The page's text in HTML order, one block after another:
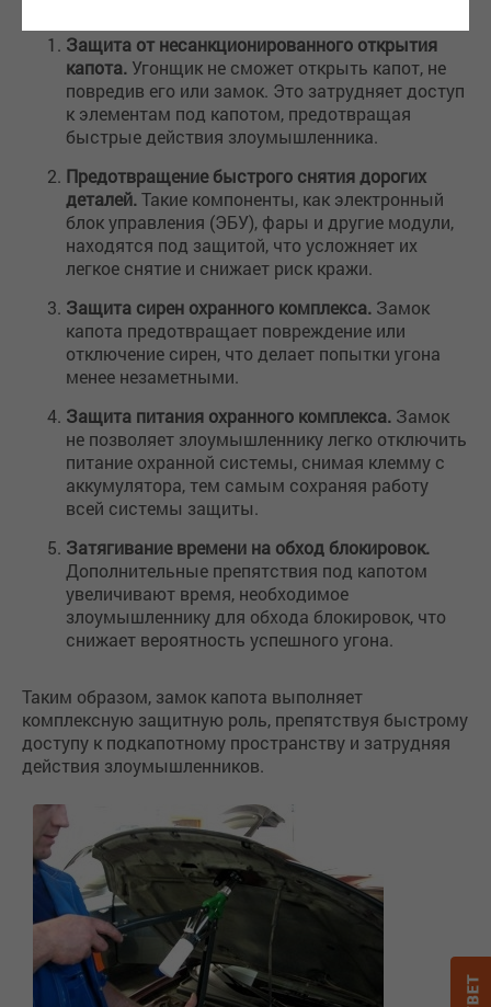
Защита от несанкционированного открытия
капота. Угонщик не сможет открыть капот, не
повредив его или замок. Это затрудняет доступ
к элементам под капотом, предотвращая
быстрые действия злоумышленника.
Предотвращение быстрого снятия дорогих
деталей.Такие компоненты, как электронный
блок управления (ЭБУ), фары и другие модули,
находятся под защитой, что усложняет их
легкое снятие и снижает риск кражи.
Защита сирен охранного комплекса. Замок
капота предотвращает повреждение или
отключение сирен, что делает попытки угона
менее незаметными.
Защита питания охранного комплекса. Замок
не позволяет злоумышленнику легко отключить
питание охранной системы, снимая клемму с
аккумулятора, тем самым сохраняя работу
всей системы защиты.
Затягивание времени на обход блокировок.
Дополнительные препятствия под капотом
увеличивают время, необходимое
злоумышленнику для обхода блокировок, что
снижает вероятность успешного угона.
Таким образом, замок капота выполняет
комплексную защитную роль, препятствуя быстрому
доступу к подкапотному пространству и затрудняя
действия злоумышленников.